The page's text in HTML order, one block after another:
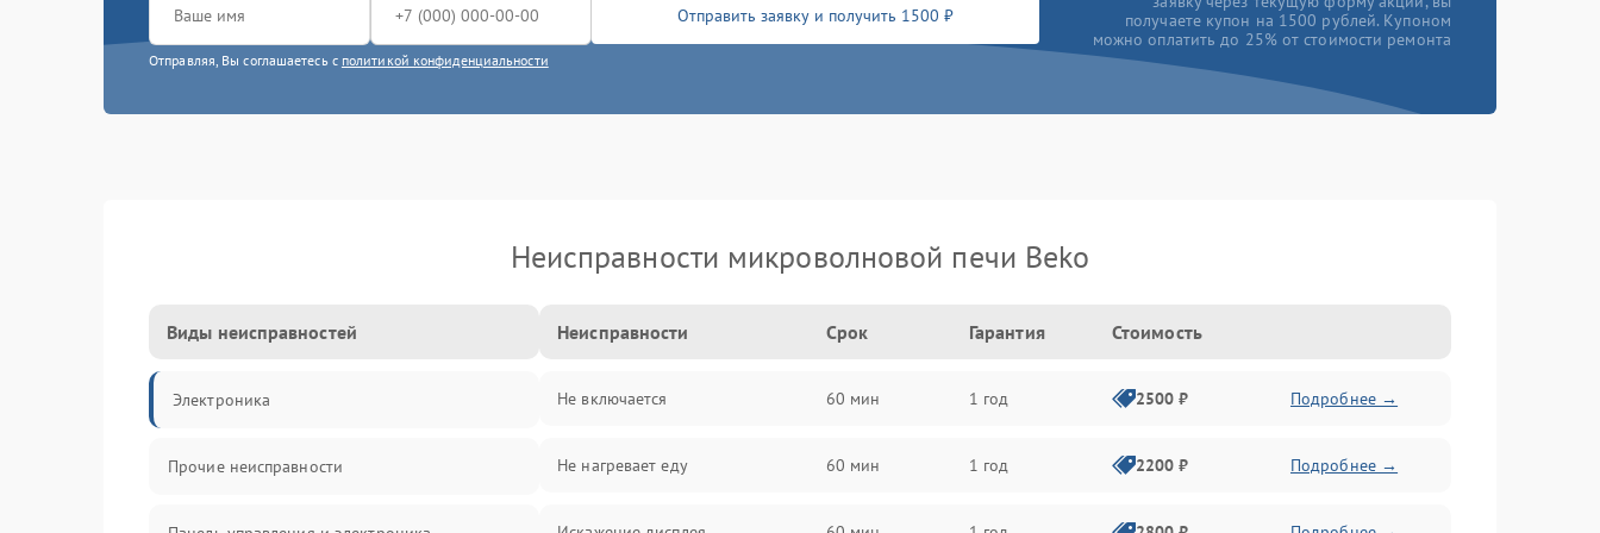
Отправить заявку и получить 1500 ₽
Отправляя, Вы соглашаетесь с политикой конфиденциальности
получаете купон на 1500 рублей. Купоном
можно оплатить до 25% от стоимости ремонта
Неисправности микроволновой печи Beko
Виды неисправностей
Электроника
Прочие неисправности
Неисправности Срок Гарантия Стоимость
Не включается 60 мин 1 год 2500 ₽ Подробнее →
Не нагревает еду 60 мин 1 год 2200 ₽ Подробнее →